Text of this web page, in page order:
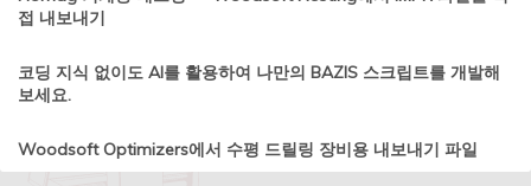
접 내보내기
코딩 지식 없이도 AI를 활용하여 나만의 BAZIS 스크립트를 개발해
보세요.
Woodsoft Optimizers에서 수평 드릴링 장비용 내보내기 파일